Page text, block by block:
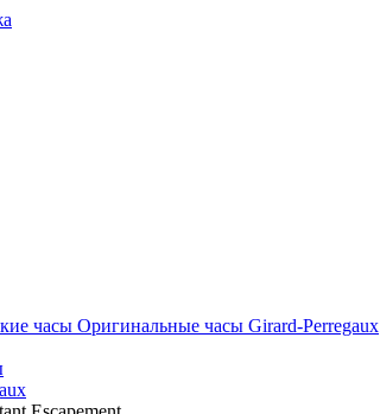
часы Оригинальные часы Girard-Perregaux